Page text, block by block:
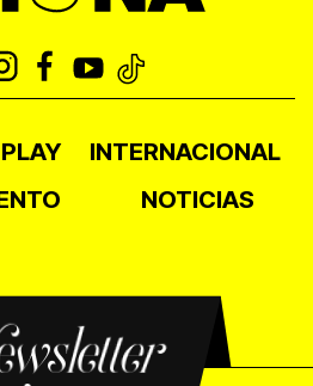
INTERNACIONAL
NOTICIAS